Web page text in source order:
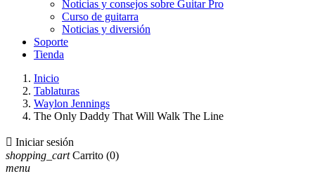
Noticias y consejos sobre Guitar Pro
Curso de guitarra
Noticias y diversión
Soporte
Tienda
Inicio
Tablaturas
Waylon Jennings
The Only Daddy That Will Walk The Line
 Iniciar sesión
shopping_cart Carrito (0)
menu